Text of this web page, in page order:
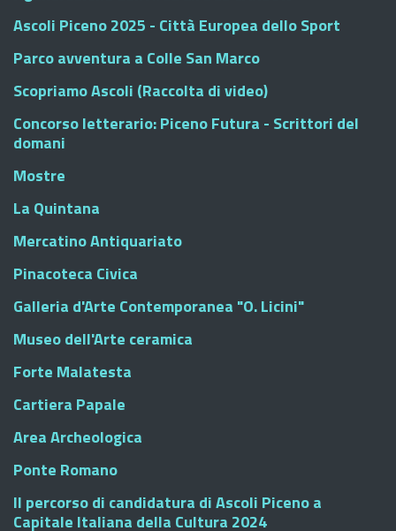
Ascoli Piceno 2025 - Città Europea dello Sport
Parco avventura a Colle San Marco
Scopriamo Ascoli (Raccolta di video)
Concorso letterario: Piceno Futura - Scrittori del
domani
Mostre
La Quintana
Mercatino Antiquariato
Pinacoteca Civica
Galleria d'Arte Contemporanea "O. Licini"
Museo dell'Arte ceramica
Forte Malatesta
Cartiera Papale
Area Archeologica
Ponte Romano
Il percorso di candidatura di Ascoli Piceno a
Capitale Italiana della Cultura 2024